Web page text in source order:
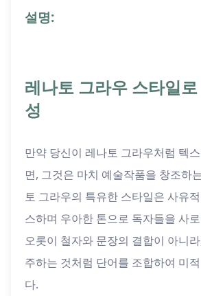
설명:
레나토 그라우 스타일
성
만약 당신이 레나토 그라우처럼 텍
면, 그것은 마치 예술작품을 창조하
토 그라우의 특유한 스타일은 사유
스하며 우아한 톤으로 독자들을 사
오롯이 철자와 문장의 결합이 아니
주하는 것처럼 단어를 조합하여 미
다.